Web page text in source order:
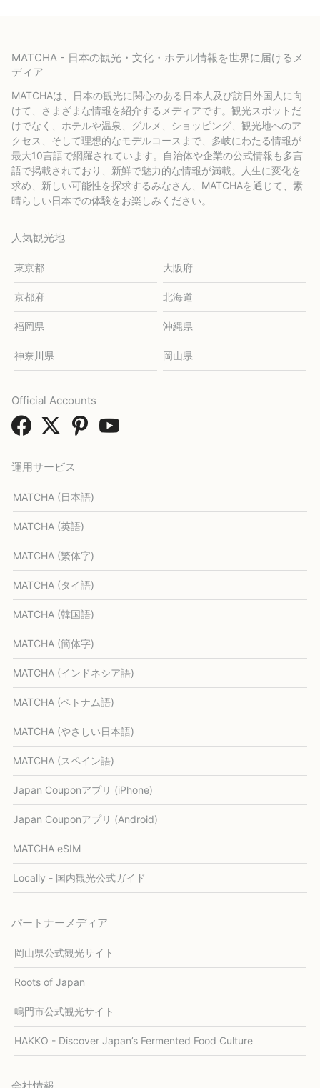
MATCHA - 日本の観光・文化・ホテル情報を世界に届けるメ
ディア
MATCHAは、日本の観光に関心のある日本人及び訪日外国人に向
けて、さまざまな情報を紹介するメディアです。観光スポットだ
けでなく、ホテルや温泉、グルメ、ショッピング、観光地へのア
クセス、そして理想的なモデルコースまで、多岐にわたる情報が
最大10言語で網羅されています。自治体や企業の公式情報も多言
語で掲載されており、新鮮で魅力的な情報が満載。人生に変化を
求め、新しい可能性を探求するみなさん、MATCHAを通じて、素
晴らしい日本での体験をお楽しみください。
人気観光地
東京都 大阪府
京都府 北海道
福岡県 沖縄県
神奈川県 岡山県
運用サービス
MATCHA (日本語)
MATCHA (英語)
MATCHA (繁体字)
MATCHA (タイ語)
MATCHA (韓国語)
MATCHA (簡体字)
MATCHA (インドネシア語)
MATCHA (ベトナム語)
MATCHA (やさしい日本語)
MATCHA (スペイン語)
Japan Couponアプリ (iPhone)
Japan Couponアプリ (Android)
MATCHA eSIM
Locally - 国内観光公式ガイド
パートナーメディア
岡山県公式観光サイト
Roots of Japan
鳴門市公式観光サイト
HAKKO - Discover Japan’s Fermented Food Culture
Official Accounts